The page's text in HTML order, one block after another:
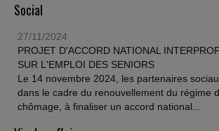
Social
27/11/2024
PROJET D'ACCORD NATIONAL
SUR L'EMPLOI DES SENIORS
Le 14 novembre 2024, les partenaires
dans le cadre du renouvellement du régime
chômage, à finaliser un accord national...